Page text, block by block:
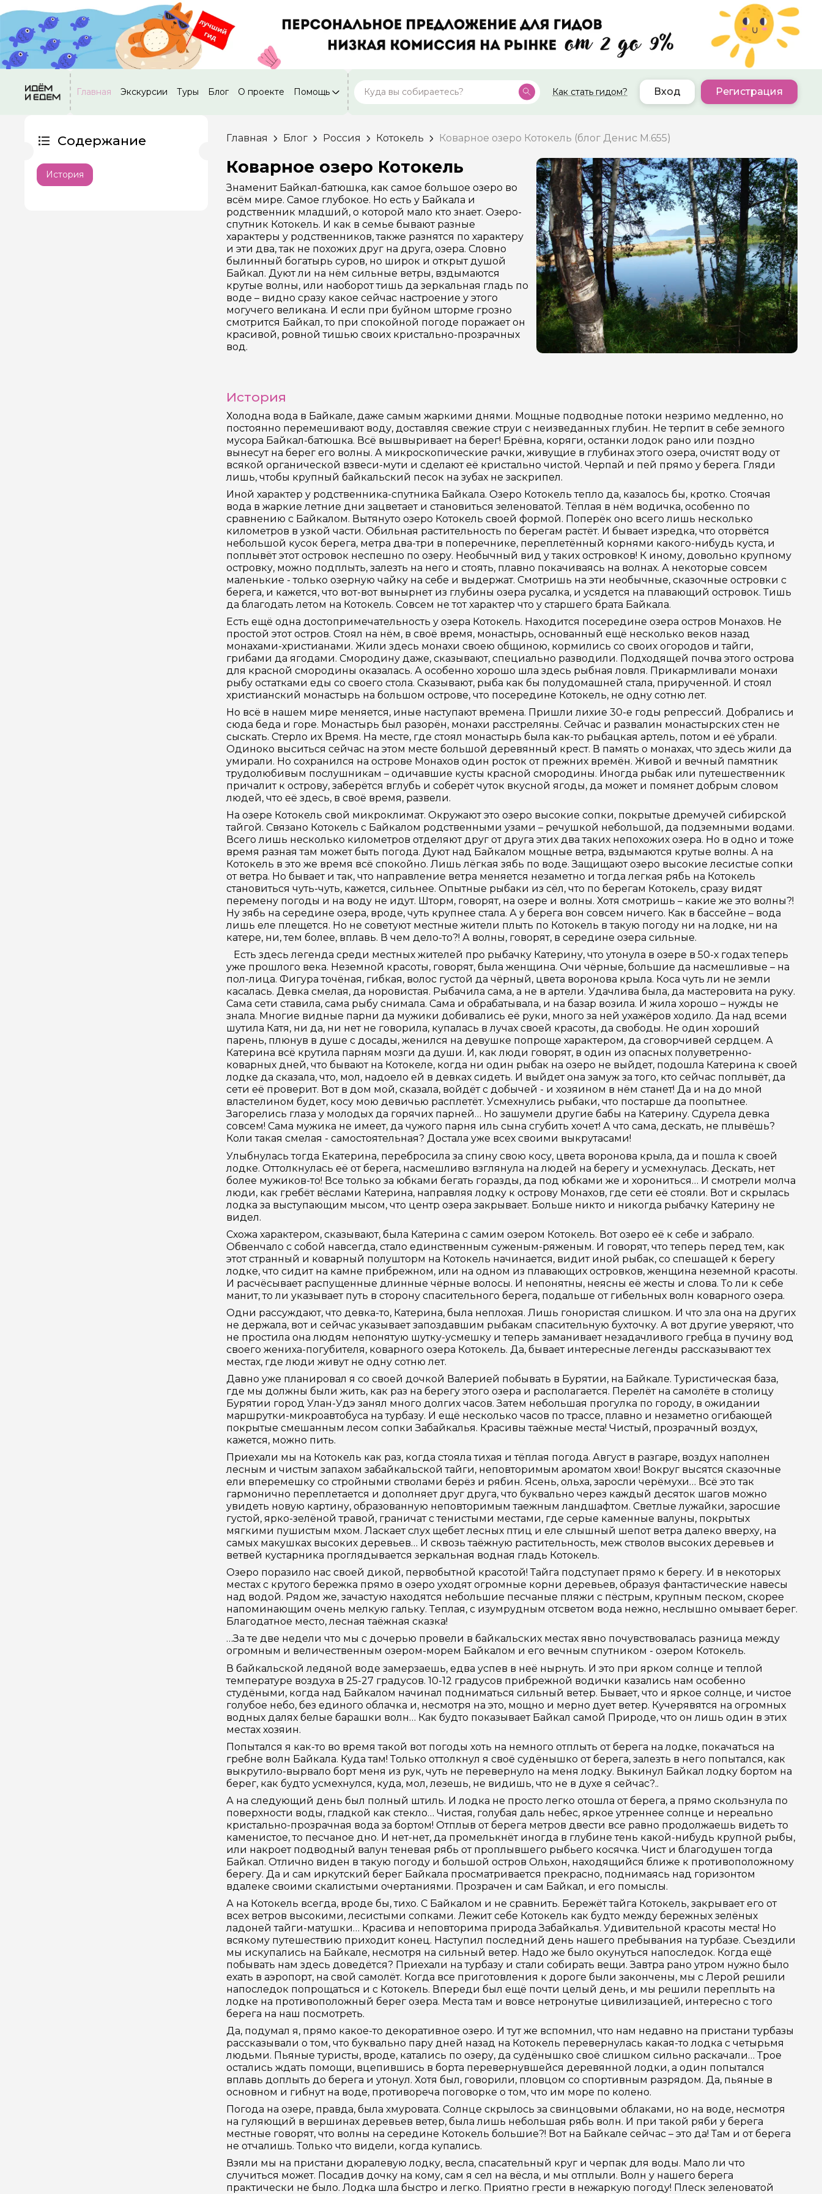
Главная Экскурсии Туры Блог О проекте Помощь
Санкт-Петербург
Россия
Калининград
Россия
28 экскурсий
Кисловодск
Россия
20 экскурсий
Дербент 17 экскурсий
Как стать гидом? Вход Регистрация
Содержание
История
Главная Блог Россия Котокель Коварное озеро Котокель (блог Денис М.655)
Коварное озеро Котокель
Знаменит Байкал-батюшка, как самое большое озеро во
всём мире. Самое глубокое. Но есть у Байкала и
родственник младший, о которой мало кто знает. Озеро-
спутник Котокель. И как в семье бывают разные
характеры у родственников, также разнятся по характеру
и эти два, так не похожих друг на друга, озера. Словно
былинный богатырь суров, но широк и открыт душой
Байкал. Дуют ли на нём сильные ветры, вздымаются
крутые волны, или наоборот тишь да зеркальная гладь по
воде – видно сразу какое сейчас настроение у этого
могучего великана. И если при буйном шторме грозно
смотрится Байкал, то при спокойной погоде поражает он
красивой, ровной тишью своих кристально-прозрачных
вод.
История
Холодна вода в Байкале, даже самым жаркими днями. Мощные подводные потоки незримо медленно, но
постоянно перемешивают воду, доставляя свежие струи с неизведанных глубин. Не терпит в себе земного
мусора Байкал-батюшка. Всё вышвыривает на берег! Брёвна, коряги, останки лодок рано или поздно
вынесут на берег его волны. А микроскопические рачки, живущие в глубинах этого озера, очистят воду от
всякой органической взвеси-мути и сделают её кристально чистой. Черпай и пей прямо у берега. Гляди
лишь, чтобы крупный байкальский песок на зубах не заскрипел.
Иной характер у родственника-спутника Байкала. Озеро Котокель тепло да, казалось бы, кротко. Стоячая
вода в жаркие летние дни зацветает и становиться зеленоватой. Тёплая в нём водичка, особенно по
сравнению с Байкалом. Вытянуто озеро Котокель своей формой. Поперёк оно всего лишь несколько
километров в узкой части. Обильная растительность по берегам растёт. И бывает изредка, что оторвётся
небольшой кусок берега, метра два-три в поперечнике, переплетённый корнями какого-нибудь куста, и
поплывёт этот островок неспешно по озеру. Необычный вид у таких островков! К иному, довольно крупному
островку, можно подплыть, залезть на него и стоять, плавно покачиваясь на волнах. А некоторые совсем
маленькие - только озерную чайку на себе и выдержат. Смотришь на эти необычные, сказочные островки с
берега, и кажется, что вот-вот вынырнет из глубины озера русалка, и усядется на плавающий островок. Тишь
да благодать летом на Котокель. Совсем не тот характер что у старшего брата Байкала.
Есть ещё одна достопримечательность у озера Котокель. Находится посередине озера остров Монахов. Не
простой этот остров. Стоял на нём, в своё время, монастырь, основанный ещё несколько веков назад
монахами-христианами. Жили здесь монахи своею общиною, кормились со своих огородов и тайги,
грибами да ягодами. Смородину даже, сказывают, специально разводили. Подходящей почва этого острова
для красной смородины оказалась. А особенно хорошо шла здесь рыбная ловля. Прикармливали монахи
рыбу остатками еды со своего стола. Сказывают, рыба как бы полудомашней стала, прирученной. И стоял
христианский монастырь на большом острове, что посередине Котокель, не одну сотню лет.
Но всё в нашем мире меняется, иные наступают времена. Пришли лихие 30-е годы репрессий. Добрались и
сюда беда и горе. Монастырь был разорён, монахи расстреляны. Сейчас и развалин монастырских стен не
сыскать. Стерло их Время. На месте, где стоял монастырь была как-то рыбацкая артель, потом и её убрали.
Одиноко выситься сейчас на этом месте большой деревянный крест. В память о монахах, что здесь жили да
умирали. Но сохранился на острове Монахов один росток от прежних времён. Живой и вечный памятник
трудолюбивым послушникам – одичавшие кусты красной смородины. Иногда рыбак или путешественник
причалит к острову, заберётся вглубь и соберёт чуток вкусной ягоды, да может и помянет добрым словом
людей, что её здесь, в своё время, развели.
На озере Котокель свой микроклимат. Окружают это озеро высокие сопки, покрытые дремучей сибирской
тайгой. Связано Котокель с Байкалом родственными узами – речушкой небольшой, да подземными водами.
Всего лишь несколько километров отделяют друг от друга этих два таких непохожих озера. Но в одно и тоже
время разная там может быть погода. Дуют над Байкалом мощные ветра, вздымаются крутые волны. А на
Котокель в это же время всё спокойно. Лишь лёгкая зябь по воде. Защищают озеро высокие лесистые сопки
от ветра. Но бывает и так, что направление ветра меняется незаметно и тогда легкая рябь на Котокель
становиться чуть-чуть, кажется, сильнее. Опытные рыбаки из сёл, что по берегам Котокель, сразу видят
перемену погоды и на воду не идут. Шторм, говорят, на озере и волны. Хотя смотришь – какие же это волны?!
Ну зябь на середине озера, вроде, чуть крупнее стала. А у берега вон совсем ничего. Как в бассейне – вода
лишь еле плещется. Но не советуют местные жители плыть по Котокель в такую погоду ни на лодке, ни на
катере, ни, тем более, вплавь. В чем дело-то?! А волны, говорят, в середине озера сильные.
Есть здесь легенда среди местных жителей про рыбачку Катерину, что утонула в озере в 50-х годах теперь
уже прошлого века. Неземной красоты, говорят, была женщина. Очи чёрные, большие да насмешливые – на
пол-лица. Фигура точёная, гибкая, волос густой да чёрный, цвета воронова крыла. Коса чуть ли не земли
касалась. Девка смелая, да норовистая. Рыбачила сама, а не в артели. Удачлива была, да мастеровита на руку.
Сама сети ставила, сама рыбу снимала. Сама и обрабатывала, и на базар возила. И жила хорошо – нужды не
знала. Многие видные парни да мужики добивались её руки, много за ней ухажёров ходило. Да над всеми
шутила Катя, ни да, ни нет не говорила, купалась в лучах своей красоты, да свободы. Не один хороший
парень, плюнув в душе с досады, женился на девушке попроще характером, да сговорчивей сердцем. А
Катерина всё крутила парням мозги да души. И, как люди говорят, в один из опасных полуветренно-
коварных дней, что бывают на Котокеле, когда ни один рыбак на озеро не выйдет, подошла Катерина к своей
лодке да сказала, что, мол, надоело ей в девках сидеть. И выйдет она замуж за того, кто сейчас поплывёт, да
сети её проверит. Вот в дом мой, сказала, войдёт с добычей - и хозяином в нём станет! Да и на до мной
властелином будет, косу мою девичью расплетёт. Усмехнулись рыбаки, что постарше да поопытнее.
Загорелись глаза у молодых да горячих парней… Но зашумели другие бабы на Катерину. Сдурела девка
совсем! Сама мужика не имеет, да чужого парня иль сына сгубить хочет! А что сама, дескать, не плывёшь?
Коли такая смелая - самостоятельная? Достала уже всех своими выкрутасами!
Улыбнулась тогда Екатерина, перебросила за спину свою косу, цвета воронова крыла, да и пошла к своей
лодке. Оттолкнулась её от берега, насмешливо взглянула на людей на берегу и усмехнулась. Дескать, нет
более мужиков-то! Все только за юбками бегать горазды, да под юбками же и хорониться… И смотрели молча
люди, как гребёт вёслами Катерина, направляя лодку к острову Монахов, где сети её стояли. Вот и скрылась
лодка за выступающим мысом, что центр озера закрывает. Больше никто и никогда рыбачку Катерину не
видел.
Схожа характером, сказывают, была Катерина с самим озером Котокель. Вот озеро её к себе и забрало.
Обвенчало с собой навсегда, стало единственным суженым-ряженым. И говорят, что теперь перед тем, как
этот странный и коварный полушторм на Котокель начинается, видит иной рыбак, со спешащей к берегу
лодке, что сидит на камне прибрежном, или на одном из плавающих островков, женщина неземной красоты.
И расчёсывает распущенные длинные чёрные волосы. И непонятны, неясны её жесты и слова. То ли к себе
манит, то ли указывает путь в сторону спасительного берега, подальше от гибельных волн коварного озера.
Одни рассуждают, что девка-то, Катерина, была неплохая. Лишь гонористая слишком. И что зла она на других
не держала, вот и сейчас указывает запоздавшим рыбакам спасительную бухточку. А вот другие уверяют, что
не простила она людям непонятую шутку-усмешку и теперь заманивает незадачливого гребца в пучину вод
своего жениха-погубителя, коварного озера Котокель. Да, бывает интересные легенды рассказывают тех
местах, где люди живут не одну сотню лет.
Давно уже планировал я со своей дочкой Валерией побывать в Бурятии, на Байкале. Туристическая база,
где мы должны были жить, как раз на берегу этого озера и располагается. Перелёт на самолёте в столицу
Бурятии город Улан-Удэ занял много долгих часов. Затем небольшая прогулка по городу, в ожидании
маршрутки-микроавтобуса на турбазу. И ещё несколько часов по трассе, плавно и незаметно огибающей
покрытые смешанным лесом сопки Забайкалья. Красивы таёжные места! Чистый, прозрачный воздух,
кажется, можно пить.
Приехали мы на Котокель как раз, когда стояла тихая и тёплая погода. Август в разгаре, воздух наполнен
лесным и чистым запахом забайкальской тайги, неповторимым ароматом хвои! Вокруг высятся сказочные
ели вперемешку со стройными стволами берёз и рябин. Ясень, ольха, заросли черёмухи… Всё это так
гармонично переплетается и дополняет друг друга, что буквально через каждый десяток шагов можно
увидеть новую картину, образованную неповторимым таежным ландшафтом. Светлые лужайки, заросшие
густой, ярко-зелёной травой, граничат с тенистыми местами, где серые каменные валуны, покрытых
мягкими пушистым мхом. Ласкает слух щебет лесных птиц и еле слышный шепот ветра далеко вверху, на
самых макушках высоких деревьев… И сквозь таёжную растительность, меж стволов высоких деревьев и
ветвей кустарника проглядывается зеркальная водная гладь Котокель.
Озеро поразило нас своей дикой, первобытной красотой! Тайга подступает прямо к берегу. И в некоторых
местах с крутого бережка прямо в озеро уходят огромные корни деревьев, образуя фантастические навесы
над водой. Рядом же, зачастую находятся небольшие песчаные пляжи с пёстрым, крупным песком, скорее
напоминающим очень мелкую гальку. Теплая, с изумрудным отсветом вода нежно, неслышно омывает берег.
Благодатное место, лесная таёжная сказка!
…За те две недели что мы с дочерью провели в байкальских местах явно почувствовалась разница между
огромным и величественным озером-морем Байкалом и его вечным спутником - озером Котокель.
В байкальской ледяной воде замерзаешь, едва успев в неё нырнуть. И это при ярком солнце и теплой
температуре воздуха в 25-27 градусов. 10-12 градусов прибрежной водички казались нам особенно
студёными, когда над Байкалом начинал подниматься сильный ветер. Бывает, что и яркое солнце, и чистое
голубое небо, без единого облачка и, несмотря на это, мощно и мерно дует ветер. Кучерявятся на огромных
водных далях белые барашки волн… Как будто показывает Байкал самой Природе, что он лишь один в этих
местах хозяин.
Попытался я как-то во время такой вот погоды хоть на немного отплыть от берега на лодке, покачаться на
гребне волн Байкала. Куда там! Только оттолкнул я своё судёнышко от берега, залезть в него попытался, как
выкрутило-вырвало борт меня из рук, чуть не перевернуло на меня лодку. Выкинул Байкал лодку бортом на
берег, как будто усмехнулся, куда, мол, лезешь, не видишь, что не в духе я сейчас?..
А на следующий день был полный штиль. И лодка не просто легко отошла от берега, а прямо скользнула по
поверхности воды, гладкой как стекло… Чистая, голубая даль небес, яркое утреннее солнце и нереально
кристально-прозрачная вода за бортом! Отплыв от берега метров двести все равно продолжаешь видеть то
каменистое, то песчаное дно. И нет-нет, да промелькнёт иногда в глубине тень какой-нибудь крупной рыбы,
или накроет подводный валун теневая рябь от проплывшего рыбьего косячка. Чист и благодушен тогда
Байкал. Отлично виден в такую погоду и большой остров Ольхон, находящийся ближе к противоположному
берегу. Да и сам иркутский берег Байкала просматривается прекрасно, поднимаясь над горизонтом
вдалеке своими скалистыми очертаниями. Прозрачен и сам Байкал, и его помыслы.
А на Котокель всегда, вроде бы, тихо. С Байкалом и не сравнить. Бережёт тайга Котокель, закрывает его от
всех ветров высокими, лесистыми сопками. Лежит себе Котокель как будто между бережных зелёных
ладоней тайги-матушки… Красива и неповторима природа Забайкалья. Удивительной красоты места! Но
всякому путешествию приходит конец. Наступил последний день нашего пребывания на турбазе. Съездили
мы искупались на Байкале, несмотря на сильный ветер. Надо же было окунуться напоследок. Когда ещё
побывать нам здесь доведётся? Приехали на турбазу и стали собирать вещи. Завтра рано утром нужно было
ехать в аэропорт, на свой самолёт. Когда все приготовления к дороге были закончены, мы с Лерой решили
напоследок попрощаться и с Котокель. Впереди был ещё почти целый день, и мы решили переплыть на
лодке на противоположный берег озера. Места там и вовсе нетронутые цивилизацией, интересно с того
берега на наш посмотреть.
Да, подумал я, прямо какое-то декоративное озеро. И тут же вспомнил, что нам недавно на пристани турбазы
рассказывали о том, что буквально пару дней назад на Котокель перевернулась какая-то лодка с четырьмя
людьми. Пьяные туристы, вроде, катались по озеру, да судёнышко своё слишком сильно раскачали… Трое
остались ждать помощи, вцепившись в борта перевернувшейся деревянной лодки, а один попытался
вплавь доплыть до берега и утонул. Хотя был, говорили, пловцом со спортивным разрядом. Да, пьяные в
основном и гибнут на воде, противореча поговорке о том, что им море по колено.
Погода на озере, правда, была хмуровата. Солнце скрылось за свинцовыми облаками, но на воде, несмотря
на гуляющий в вершинах деревьев ветер, была лишь небольшая рябь волн. И при такой ряби у берега
местные говорят, что волны на середине Котокель большие?! Вот на Байкале сейчас – это да! Там и от берега
не отчалишь. Только что видели, когда купались.
Взяли мы на пристани дюралевую лодку, весла, спасательный круг и черпак для воды. Мало ли что
случиться может. Посадив дочку на кому, сам я сел на вёсла, и мы отплыли. Волн у нашего берега
практически не было. Лодка шла быстро и легко. Приятно грести в нежаркую погоду! Плеск зеленоватой